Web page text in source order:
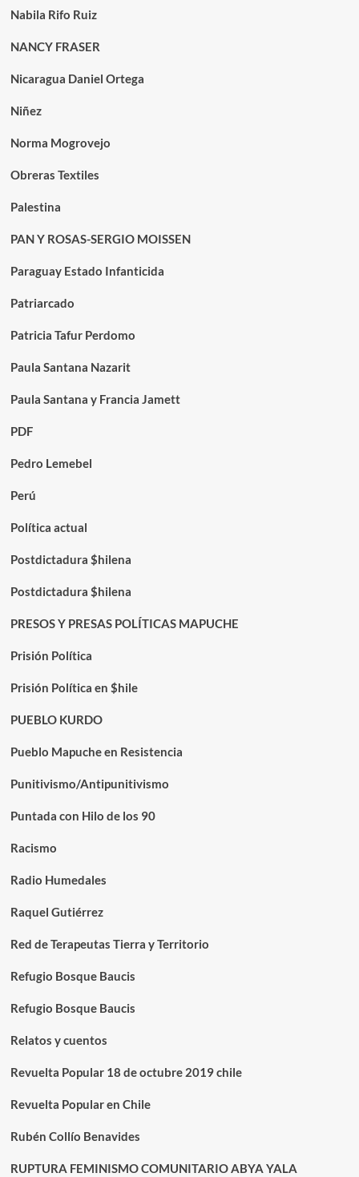
Nabila Rifo Ruiz
NANCY FRASER
Nicaragua Daniel Ortega
Niñez
Norma Mogrovejo
Obreras Textiles
Palestina
PAN Y ROSAS-SERGIO MOISSEN
Paraguay Estado Infanticida
Patriarcado
Patricia Tafur Perdomo
Paula Santana Nazarit
Paula Santana y Francia Jamett
PDF
Pedro Lemebel
Perú
Política actual
Postdictadura $hilena
Postdictadura $hilena
PRESOS Y PRESAS POLÍTICAS MAPUCHE
Prisión Política
Prisión Política en $hile
PUEBLO KURDO
Pueblo Mapuche en Resistencia
Punitivismo/Antipunitivismo
Puntada con Hilo de los 90
Racismo
Radio Humedales
Raquel Gutiérrez
Red de Terapeutas Tierra y Territorio
Refugio Bosque Baucis
Refugio Bosque Baucis
Relatos y cuentos
Revuelta Popular 18 de octubre 2019 chile
Revuelta Popular en Chile
Rubén Collío Benavides
RUPTURA FEMINISMO COMUNITARIO ABYA YALA